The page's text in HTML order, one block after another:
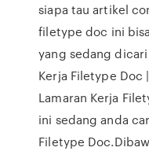
siapa tau artikel
filetype doc ini
yang sedang
Kerja Filetype Doc
Lamaran Kerja
ini sedang anda
Filetype